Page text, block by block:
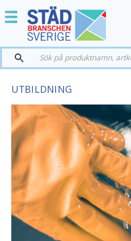
Meny
UTBILDNING